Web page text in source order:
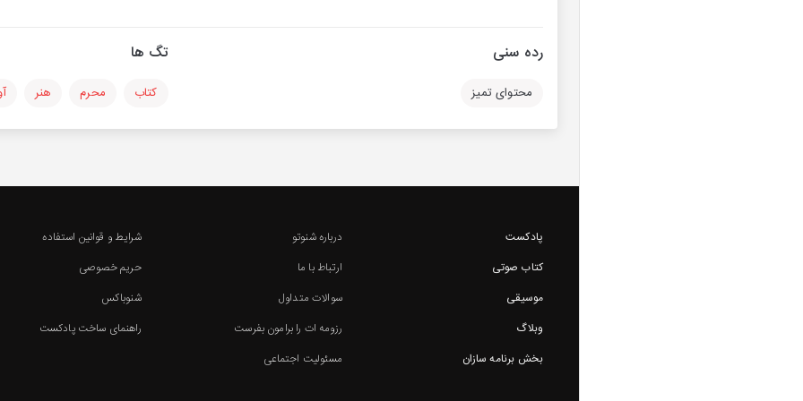
رده سنی
محتوای تمیز
تگ ها
کتاب محرم هنر
پادکست
کتاب صوتی
موسیقی
وبلاگ
بخش برنامه سازان
درباره شنوتو
ارتباط با ما
سوالات متداول
رزومه ات را برامون بفرست
مسئولیت اجتماعی
شرایط و قوانین استفاده
حریم خصوصی
شنوباکس
راهنمای ساخت پادکست